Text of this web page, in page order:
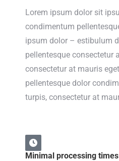
Lorem ipsum dolor sit
condimentum
ipsum dolor – estibulum
pellentesque consectetur
consectetur at mauris
pellentesque dolor
turpis, consectetur at
Minimal processing times